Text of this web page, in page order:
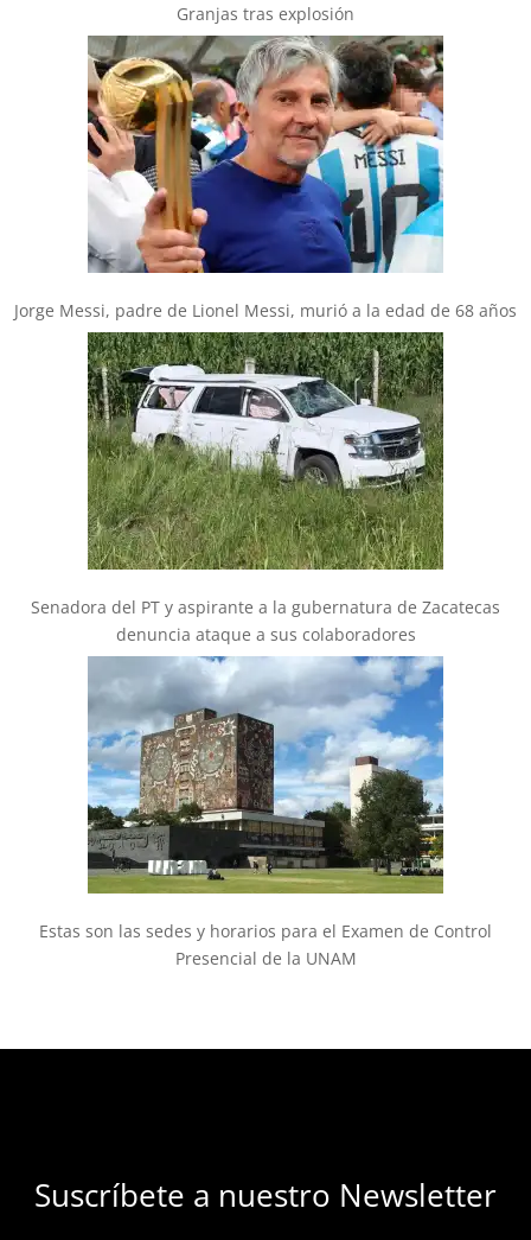
Granjas tras explosión
Jorge Messi, padre de Lionel Messi, murió a la edad de 68 años
Senadora del PT y aspirante a la gubernatura de Zacatecas
denuncia ataque a sus colaboradores
Estas son las sedes y horarios para el Examen de Control
Presencial de la UNAM
Suscríbete a nuestro Newsletter